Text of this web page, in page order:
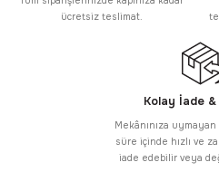
ücretsiz teslimat.
Kolay İade &
Mekânınıza
süre içinde hızlı ve
iade edebilir veya